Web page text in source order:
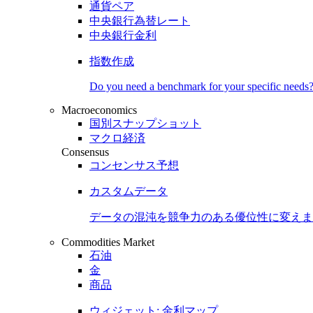
通貨ペア
中央銀行為替レート
中央銀行金利
指数作成
Do you need a benchmark for your specific needs?
Macroeconomics
国別スナップショット
マクロ経済
Consensus
コンセンサス予想
カスタムデータ
データの混沌を競争力のある優位性に変え
Commodities Market
石油
金
商品
ウィジェット: 金利マップ